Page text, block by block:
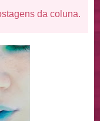
da coluna.